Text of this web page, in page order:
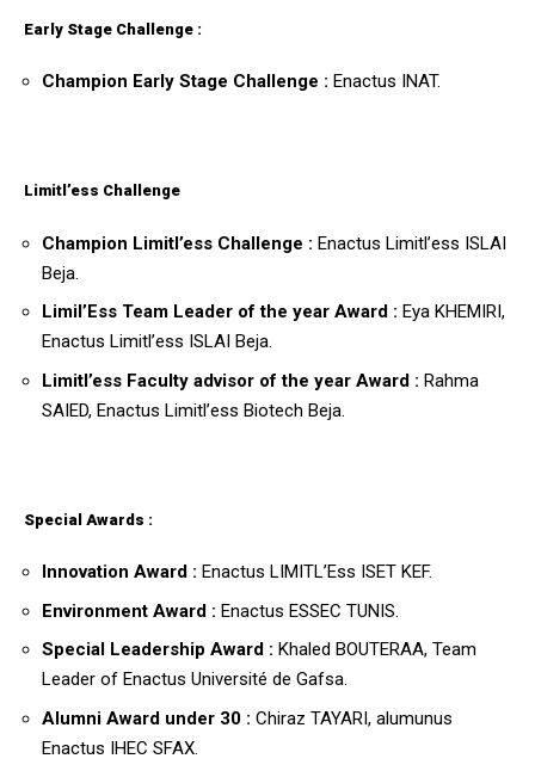
Early Stage Challenge :
Champion Early Stage Challenge : Enactus INAT.
Limitl’ess Challenge
Champion Limitl’ess Challenge : Enactus Limitl’ess ISLAI
Beja.
Limil’Ess Team Leader of the year Award : Eya KHEMIRI,
Enactus Limitl’ess ISLAI Beja.
Limitl’ess Faculty advisor of the year Award : Rahma
SAIED, Enactus Limitl’ess Biotech Beja.
Special Awards :
Innovation Award : Enactus LIMITL’Ess ISET KEF.
Environment Award : Enactus ESSEC TUNIS.
Special Leadership Award : Khaled BOUTERAA, Team
Leader of Enactus Université de Gafsa.
Alumni Award under 30 : Chiraz TAYARI, alumunus
Enactus IHEC SFAX.